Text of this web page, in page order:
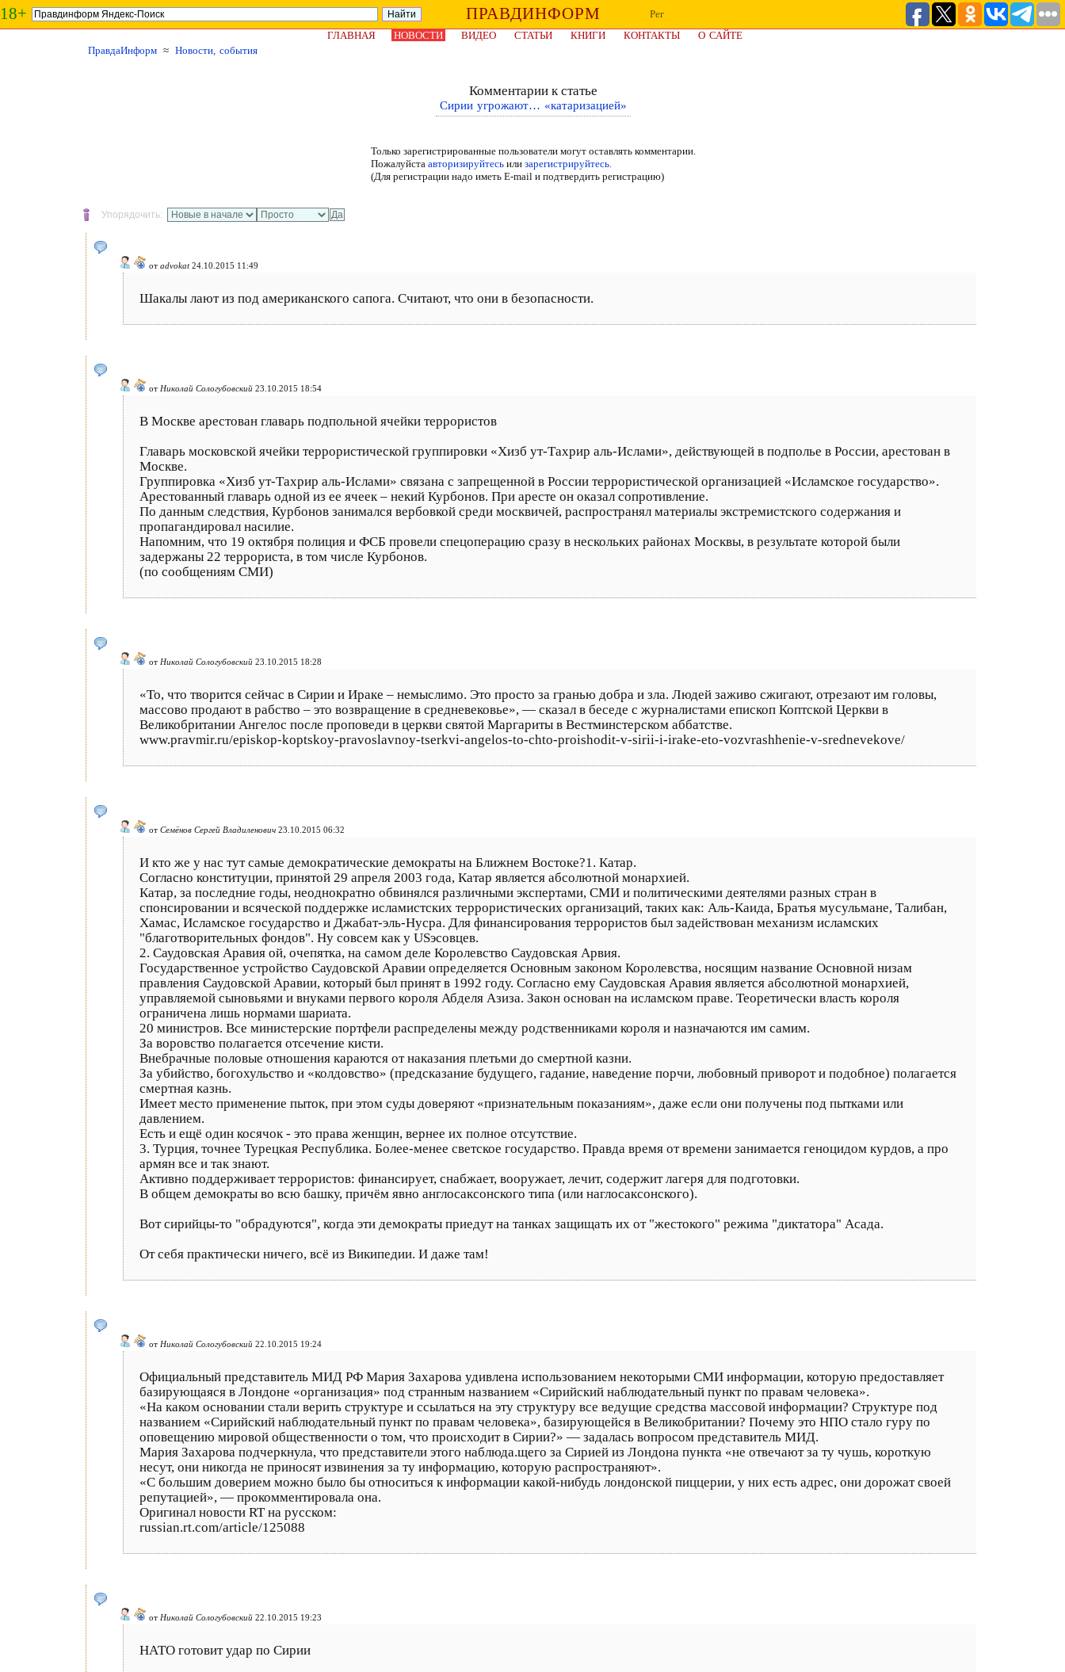
18+ ПРАВДИНФОРМ
Рег
ГЛАВНАЯ
НОВОСТИ ВИДЕО СТАТЬИ КНИГИ КОНТАКТЫ
О САЙТЕ
ПравдаИнформ ≈ Новости, события
Комментарии к статье
Сирии угрожают… «катаризацией»
Только зарегистрированные пользователи могут оставлять комментарии.
Пожалуйста авторизируйтесьили зарегистрируйтесь.
(Для регистрации надо иметь E-mail и подтвердить регистрацию)
Упорядочить:
от advokat24.10.2015 11:49
Шакалы лают из под американского сапога. Считают, что они в безопасности.
от Николай Сологубовский 23.10.2015 18:54
В Москве арестован главарь подпольной ячейки террористов
Главарь московской ячейки террористической группировки «Хизб ут-Тахрир аль-Ислами», действующей в подполье в России, арестован в
Москве.
Группировка «Хизб ут-Тахрир аль-Ислами» связана с запрещенной в России террористической организацией «Исламское государство».
Арестованный главарь одной из ее ячеек – некий Курбонов. При аресте он оказал сопротивление.
По данным следствия, Курбонов занимался вербовкой среди москвичей, распространял материалы экстремистского содержания и
пропагандировал насилие.
Напомним, что 19 октября полиция и ФСБ провели спецоперацию сразу в нескольких районах Москвы, в результате которой были
задержаны 22 террориста, в том числе Курбонов.
(по сообщениям СМИ)
от Николай Сологубовский 23.10.2015 18:28
«То, что творится сейчас в Сирии и Ираке – немыслимо. Это просто за гранью добра и зла. Людей заживо сжигают, отрезают им головы,
массово продают в рабство – это возвращение в средневековье», — сказал в беседе с журналистами епископ Коптской Церкви в
Великобритании Ангелос после проповеди в церкви святой Маргариты в Вестминстерском аббатстве.
www.pravmir.ru/episkop-koptskoy-pravoslavnoy-tserkvi-angelos-to-chto-proishodit-v-sirii-i-irake-eto-vozvrashhenie-v-srednevekove/
от Семёнов Сергей Владиленович 23.10.2015 06:32
И кто же у нас тут самые демократические демократы на Ближнем Востоке?1. Катар.
Согласно конституции, принятой 29 апреля 2003 года, Катар является абсолютной монархией.
Катар, за последние годы, неоднократно обвинялся различными экспертами, СМИ и политическими деятелями разных стран в
спонсировании и всяческой поддержке исламистских террористических организаций, таких как: Аль-Каида, Братья мусульмане, Талибан,
Хамас, Исламское государство и Джабат-эль-Нусра. Для финансирования террористов был задействован механизм исламских
"благотворительных фондов". Ну совсем как у USэсовцев.
2. Саудовская Аравия ой, очепятка, на самом деле Королевство Саудовская Арвия.
Государственное устройство Саудовской Аравии определяется Основным законом Королевства, носящим название Основной низам
правления Саудовской Аравии, который был принят в 1992 году. Согласно ему Саудовская Аравия является абсолютной монархией,
управляемой сыновьями и внуками первого короля Абделя Азиза. Закон основан на исламском праве. Теоретически власть короля
ограничена лишь нормами шариата.
20 министров. Все министерские портфели распределены между родственниками короля и назначаются им самим.
За воровство полагается отсечение кисти.
Внебрачные половые отношения караются от наказания плетьми до смертной казни.
За убийство, богохульство и «колдовство» (предсказание будущего, гадание, наведение порчи, любовный приворот и подобное) полагается
смертная казнь.
Имеет место применение пыток, при этом суды доверяют «признательным показаниям», даже если они получены под пытками или
давлением.
Есть и ещё один косячок - это права женщин, вернее их полное отсутствие.
3. Турция, точнее Турецкая Республика. Более-менее светское государство. Правда время от времени занимается геноцидом курдов, а про
армян все и так знают.
Активно поддерживает террористов: финансирует, снабжает, вооружает, лечит, содержит лагеря для подготовки.
В общем демократы во всю башку, причём явно англосаксонского типа (или наглосаксонского).
Вот сирийцы-то "обрадуются", когда эти демократы приедут на танках защищать их от "жестокого" режима "диктатора" Асада.
От себя практически ничего, всё из Википедии. И даже там!
от Николай Сологубовский 22.10.2015 19:24
Официальный представитель МИД РФ Мария Захарова удивлена использованием некоторыми СМИ информации, которую предоставляет
базирующаяся в Лондоне «организация» под странным названием «Сирийский наблюдательный пункт по правам человека».
«На каком основании стали верить структуре и ссылаться на эту структуру все ведущие средства массовой информации? Структуре под
названием «Сирийский наблюдательный пункт по правам человека», базирующейся в Великобритании? Почему это НПО стало гуру по
оповещению мировой общественности о том, что происходит в Сирии?» — задалась вопросом представитель МИД.
Мария Захарова подчеркнула, что представители этого наблюда.щего за Сирией из Лондона пункта «не отвечают за ту чушь, короткую
несут, они никогда не приносят извинения за ту информацию, которую распространяют».
«С большим доверием можно было бы относиться к информации какой-нибудь лондонской пиццерии, у них есть адрес, они дорожат своей
репутацией», — прокомментировала она.
Оригинал новости RT на русском:
russian.rt.com/article/125088
от Николай Сологубовский 22.10.2015 19:23
НАТО готовит удар по Сирии